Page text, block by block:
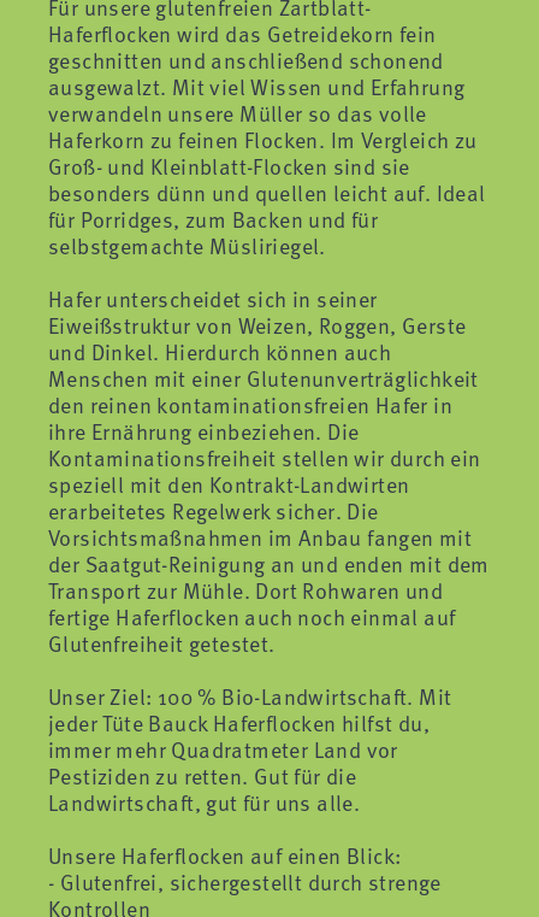
Für unsere glutenfreien Zartblatt-
Haferflocken wird das Getreidekorn fein
geschnitten und anschließend schonend
ausgewalzt. Mit viel Wissen und Erfahrung
verwandeln unsere Müller so das volle
Haferkorn zu feinen Flocken. Im Vergleich zu
Groß- und Kleinblatt-Flocken sind sie
besonders dünn und quellen leicht auf. Ideal
für Porridges, zum Backen und für
selbstgemachte Müsliriegel.
Hafer unterscheidet sich in seiner
Eiweißstruktur von Weizen, Roggen, Gerste
und Dinkel. Hierdurch können auch
Menschen mit einer Glutenunverträglichkeit
den reinen kontaminationsfreien Hafer in
ihre Ernährung einbeziehen. Die
Kontaminationsfreiheit stellen wir durch ein
speziell mit den Kontrakt-Landwirten
erarbeitetes Regelwerk sicher. Die
Vorsichtsmaßnahmen im Anbau fangen mit
der Saatgut-Reinigung an und enden mit dem
Transport zur Mühle. Dort Rohwaren und
fertige Haferflocken auch noch einmal auf
Glutenfreiheit getestet.
Unser Ziel: 100 % Bio-Landwirtschaft. Mit
jeder Tüte Bauck Haferflocken hilfst du,
immer mehr Quadratmeter Land vor
Pestiziden zu retten. Gut für die
Landwirtschaft, gut für uns alle.
Unsere Haferflocken auf einen Blick:
- Glutenfrei, sichergestellt durch strenge
Kontrollen